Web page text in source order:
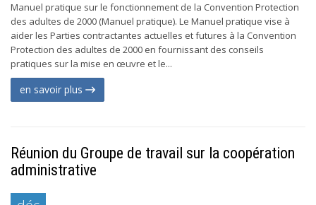
Manuel pratique sur le fonctionnement de la Convention Protection
des adultes de 2000 (Manuel pratique). Le Manuel pratique vise à
aider les Parties contractantes actuelles et futures à la Convention
Protection des adultes de 2000 en fournissant des conseils
pratiques sur la mise en œuvre et le...
en savoir plus
Réunion du Groupe de travail sur la coopération
administrative